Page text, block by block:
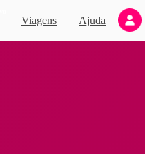
Viagens Ajuda